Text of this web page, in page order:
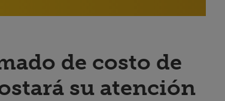
de costo de
su atención